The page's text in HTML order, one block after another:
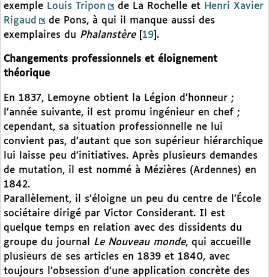
exemple Louis Tripon de La Rochelle et Henri Xavier
Rigaud
de Pons, à qui il manque aussi des
exemplaires du Phalanstère[ 19 .
Changements professionnels et éloignement
théorique
En 1837, Lemoyne obtient la Légion d’honneur ;
l’année suivante, il est promu ingénieur en chef ;
cependant, sa situation professionnelle ne lui
convient pas, d’autant que son supérieur hiérarchique
lui laisse peu d’initiatives. Après plusieurs demandes
de mutation, il est nommé à Mézières (Ardennes) en
1842.
Parallèlement, il s’éloigne un peu du centre de l’École
sociétaire dirigé par Victor Considerant. Il est
quelque temps en relation avec des dissidents du
groupe du journal Le Nouveau monde, qui accueille
plusieurs de ses articles en 1839 et 1840, avec
toujours l’obsession d’une application concrète des